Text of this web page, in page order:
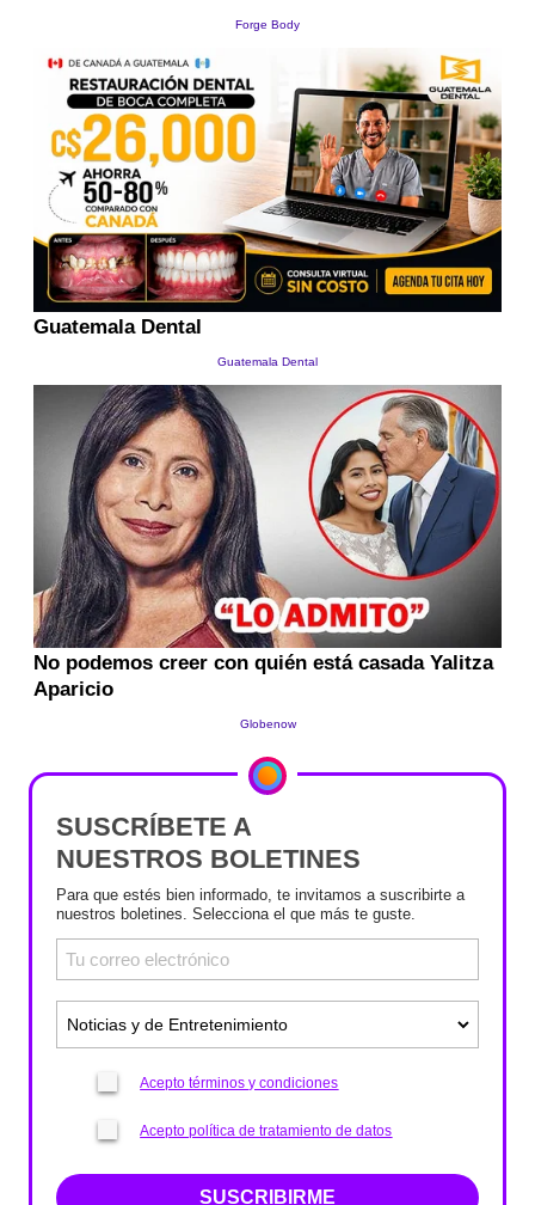
SUSCRÍBETE A
NUESTROS BOLETINES
Para que estés bien informado, te invitamos a suscribirte a
nuestros boletines. Selecciona el que más te guste.
Acepto términos y condiciones
Acepto política de tratamiento de datos
SUSCRIBIRME